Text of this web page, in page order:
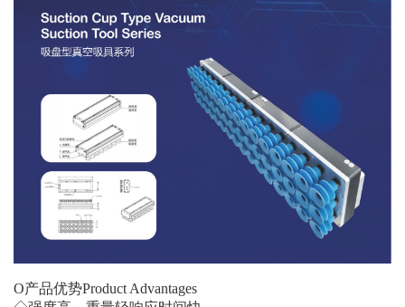
O产品优势Product Advantages